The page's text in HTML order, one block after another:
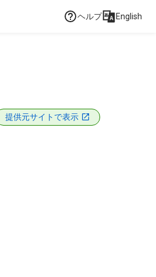
ヘルプ English
提供元サイトで表示